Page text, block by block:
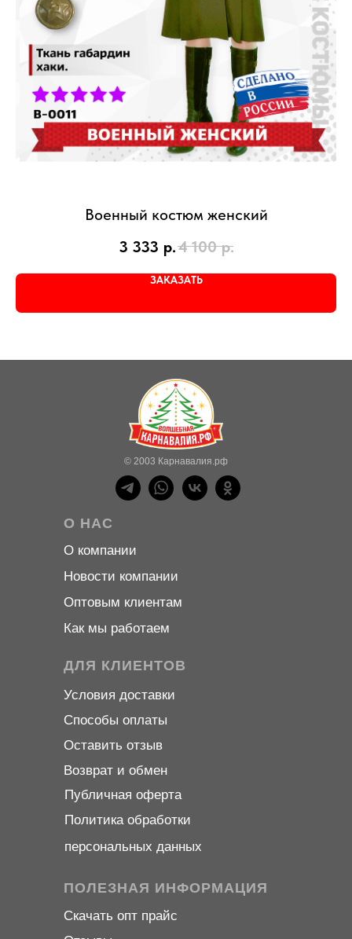
Военный костюм женский
3 333 р.4 100 р.
ЗАКАЗАТЬ
О НАС
ДЛЯ КЛИЕНТОВ
ПОЛЕЗНАЯ ИНФОРМАЦИЯ
© 2003 Карнавалия.рф
Условия доставки
Возврат и обмен
Способы оплаты
Оставить отзыв
О компании
Оптовым клиентам
Новости компании
Скачать опт прайс
Как мы работаем
Публичная оферта
Политика обработки
персональных данных